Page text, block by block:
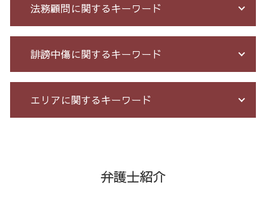
詐欺 サクラ
高齢者 詐欺 被害
振り込め 詐欺
銀行 振込 詐欺
ネット 詐欺 被害 届
出資 詐欺
詐欺 悪質
詐欺 民事
還付金詐欺 戻ってくる
借金 払えない 相談
小規模 個人再生 デメリット
特定調停 とは
破産法 自己破産
自己破産 期間 免責
借金 無料相談 電話
過払い とは
法務顧問に関するキーワード
長 時間 労働 問題
不当解雇 とは
企業法務 とは
会社 法務
誹謗中傷に関するキーワード
爆サイ 誹謗中傷
誹謗中傷 逮捕
エリアに関するキーワード
過払い金請求 港区 相談
弁護士紹介